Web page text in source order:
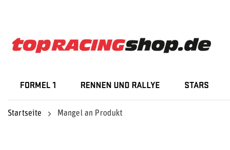
FORMEL 1 RENNEN UND RALLYE STARS
Startseite Mangel an Produkt